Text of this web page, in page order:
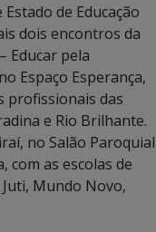
de Educação
dois encontros da
Educar pela
Espaço Esperança,
profissionais das
e Rio Brilhante.
no Salão Paroquial
com as escolas de
Mundo Novo,